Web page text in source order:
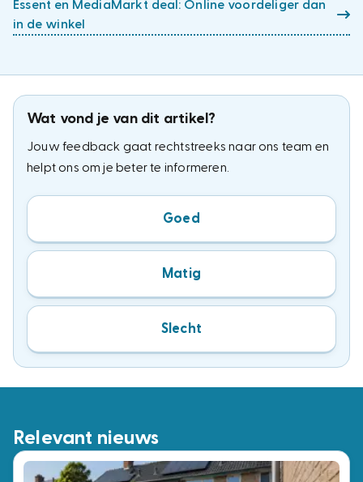
Essent en MediaMarkt deal: Online voordeliger dan
in de winkel
Wat vond je van dit artikel?
Jouw feedback gaat rechtstreeks naar ons team en
helpt ons om je beter te informeren.
Goed
Matig
Slecht
Relevant nieuws